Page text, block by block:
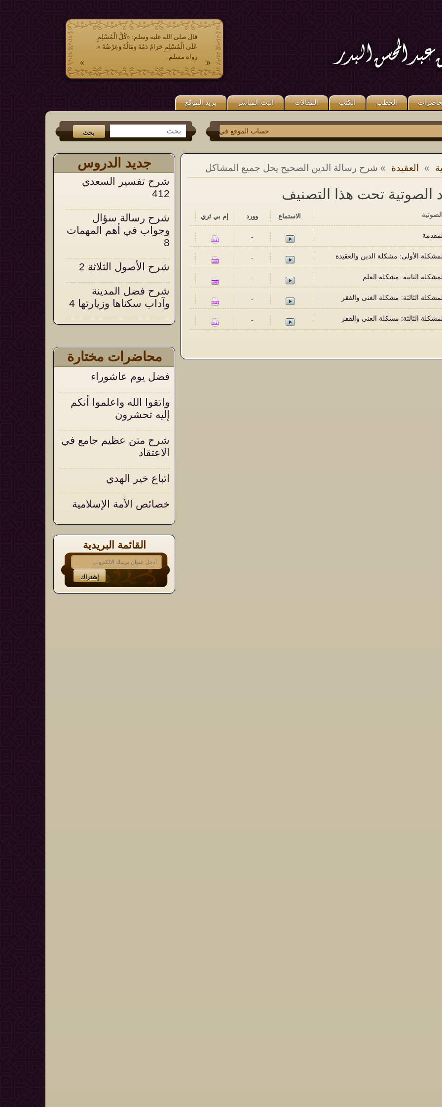
قال صلى الله عليه وسلم: «كُلُّ الْمُسْلِمِ
عَلَى الْمُسْلِمِ حَرَامٌ دَمُهُ وَمَالُهُ وَعِرْضُهُ ».
رواه مسلم.
قال صلى الله عليه وسلم: «مَنْ كَذَبَ
عَلَىَّ مُتَعَمِّدًا فَلْيَتَبَوَّأْ مَقْعَدَهُ مِنَ النَّارِ».
متفق عليه.
«
»
الخطب الكتب المقالات البث المباشر بريد الموقع
عشر وصايا وتوجيهات في الشدائد حساب الموقع في تويتروالفيس بوك
جديد الدروس
شرح تفسير السعدي
412
شرح رسالة سؤال
وجواب في أهم المهمات
8
شرح الأصول الثلاثة 2
شرح فضل المدينة
وآداب سكناها وزيارتها 4
شرح التحقيق والإيضاح
التعليق على التنبيهات
السنية على العقيدة
محاضرات مختارة
فضل يوم عاشوراء
واتقوا الله واعلموا أنكم
إليه تحشرون
شرح متن عظيم جامع في
الاعتقاد
اتباع خير الهدي
خصائص الأمة الإسلامية
القائمة البريدية
» العقيدة » شرح رسالة الدين الصحيح يحل جميع المشاكل
الصوتية تحت هذا التصنيف
الاستماع‬ وورد إم بي ثري
-
-
-
-
-